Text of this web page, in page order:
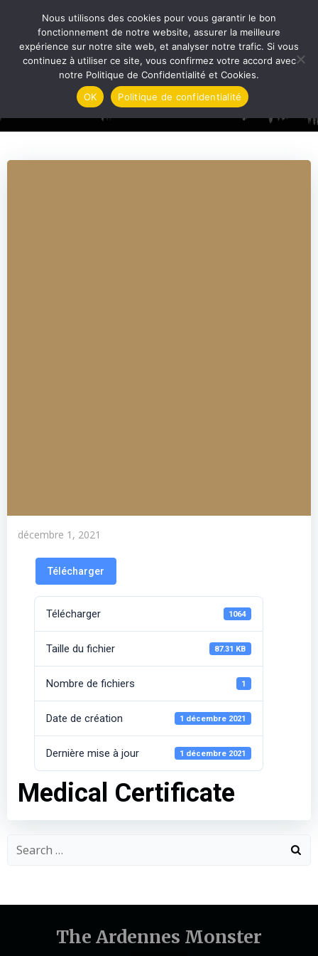
au
contenu
THE ARDENNES MONSTER
Medical Certificate
décembre 1, 2021
Télécharger
Télécharger 1064
Taille du fichier 87.31 KB
Nombre de fichiers 1
Date de création 1 décembre 2021
Dernière mise à jour 1 décembre 2021
Medical Certificate
Search
The Ardennes Monster
Nous utilisons des cookies pour vous garantir le bon
fonctionnement de notre website, assurer la meilleure
expérience sur notre site web, et analyser notre trafic. Si vous
continuez à utiliser ce site, vous confirmez votre accord avec
notre Politique de Confidentialité et Cookies.
OK
Politique de confidentialité